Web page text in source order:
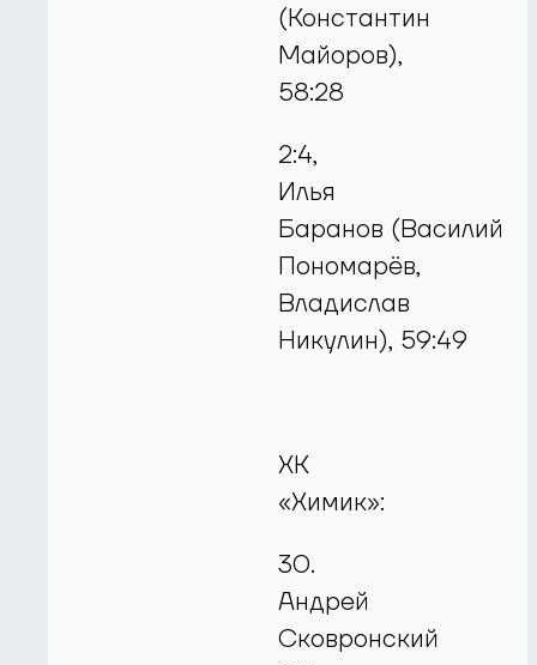
(Константин
Майоров),
58:28
2:4,
Илья
Баранов (Василий
Пономарёв,
Владислав
Никулин), 59:49
ХК
«Химик»:
30.
Андрей
Сковронский